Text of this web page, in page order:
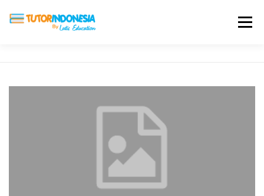
Menu
TESTIMONI PROFIL ALUMNI
DAFTAR SEKOLAH